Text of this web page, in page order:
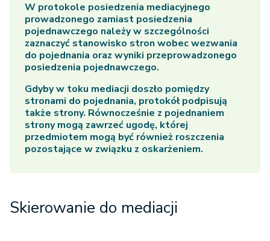
W protokole posiedzenia mediacyjnego
prowadzonego zamiast posiedzenia
pojednawczego należy w szczególności
zaznaczyć stanowisko stron wobec wezwania
do pojednania oraz wyniki przeprowadzonego
posiedzenia pojednawczego.
Gdyby w toku mediacji doszło pomiędzy
stronami do pojednania, protokół podpisują
także strony. Równocześnie z pojednaniem
strony mogą zawrzeć ugodę, której
przedmiotem mogą być również roszczenia
pozostające w związku z oskarżeniem.
Skierowanie do mediacji